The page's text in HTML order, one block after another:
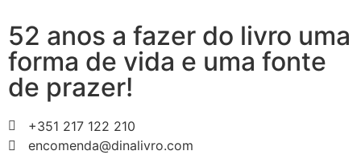
52 anos a fazer do livro uma
forma de vida e uma fonte
de prazer!
+351 217 122 210
encomenda@dinalivro.com